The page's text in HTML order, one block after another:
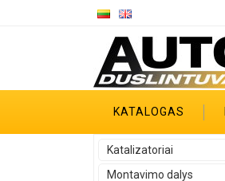
KATALOGAS
Katalizatoriai
Montavimo dalys